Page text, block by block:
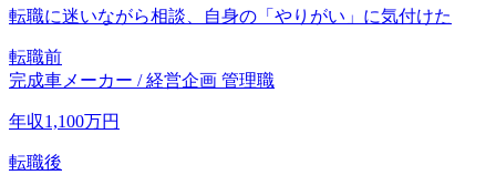
転職に迷いながら相談、自身の「やりがい」に気付けた
転職前
完成車メーカー / 経営企画 管理職
年収1,100万円
転職後